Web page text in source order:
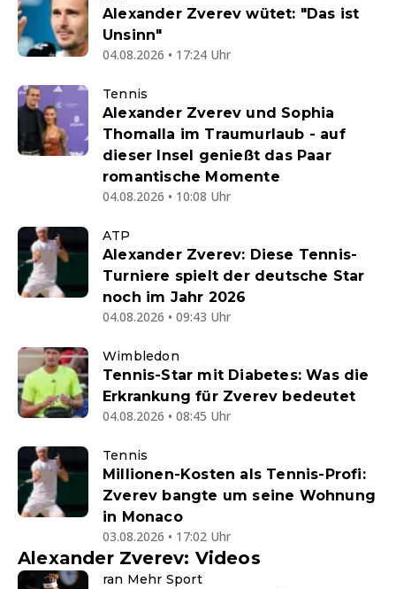
Alexander Zverev wütet: "Das ist
Unsinn"
04.08.2026 • 17:24 Uhr
Tennis
Alexander Zverev und Sophia
Thomalla im Traumurlaub - auf
dieser Insel genießt das Paar
romantische Momente
04.08.2026 • 10:08 Uhr
ATP
Alexander Zverev: Diese Tennis-
Turniere spielt der deutsche Star
noch im Jahr 2026
04.08.2026 • 09:43 Uhr
Wimbledon
Tennis-Star mit Diabetes: Was die
Erkrankung für Zverev bedeutet
04.08.2026 • 08:45 Uhr
Tennis
Millionen-Kosten als Tennis-Profi:
Zverev bangte um seine Wohnung
in Monaco
03.08.2026 • 17:02 Uhr
Alexander Zverev: Videos
ran Mehr Sport